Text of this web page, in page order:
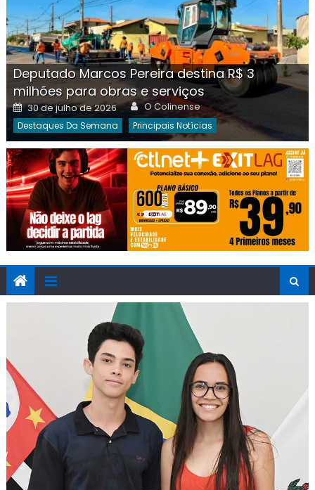
Deputado Marcos Pereira destina R$ 3
milhões para obras e serviços
Posted
on
30 de julho de 2026 Author
O Colinense
Destaques Da Semana Principais Notícias